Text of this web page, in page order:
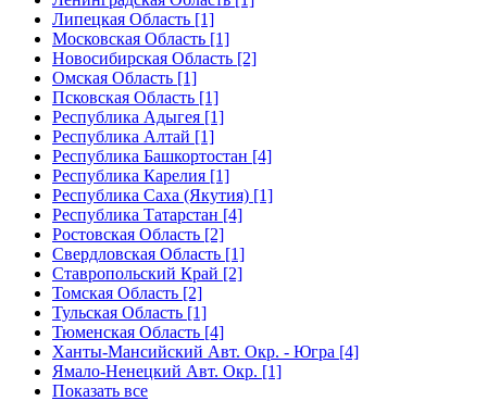
Липецкая Область [1]
Московская Область [1]
Новосибирская Область [2]
Омская Область [1]
Псковская Область [1]
Республика Адыгея [1]
Республика Алтай [1]
Республика Башкортостан [4]
Республика Карелия [1]
Республика Саха (Якутия) [1]
Республика Татарстан [4]
Ростовская Область [2]
Свердловская Область [1]
Ставропольский Край [2]
Томская Область [2]
Тульская Область [1]
Тюменская Область [4]
Ханты-Мансийский Авт. Окр. - Югра [4]
Ямало-Ненецкий Авт. Окр. [1]
Показать все